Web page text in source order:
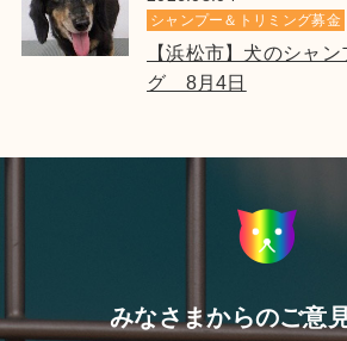
シャンプー＆トリミング募金
【浜松市】犬のシャ
グ 8月4日
みなさまからのご意